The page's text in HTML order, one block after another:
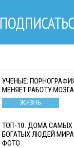
УЧЕНЫЕ:
МЕНЯЕТ РАБОТУ МОЗГА
ЖИЗНЬ
ТОП-10. ДОМА САМЫХ
БОГАТЫХ ЛЮДЕЙ
ФОТО